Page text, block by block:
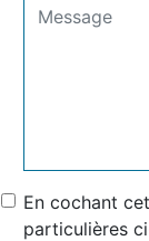
En cochant
particulières